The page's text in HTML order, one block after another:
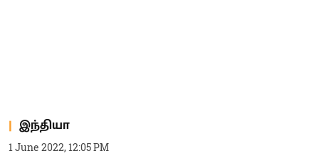
இந்தியா
1 June 2022, 12:05 PM